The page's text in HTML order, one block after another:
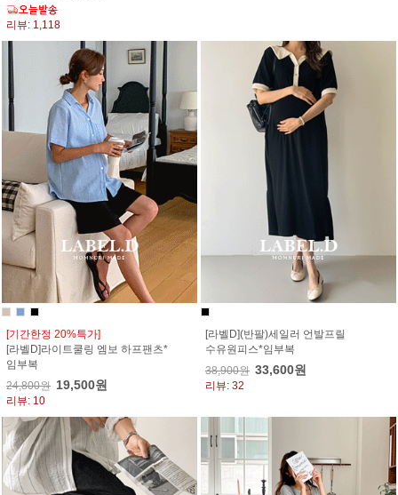
리뷰: 1,118
[기간한정 20%특가]
[라벨D]라이트쿨링 엠보 하프팬츠*
임부복
24,800원 19,500원
리뷰: 10
[라벨D](반팔)세일러 언발프릴
수유원피스*임부복
38,900원 33,600원
리뷰: 32